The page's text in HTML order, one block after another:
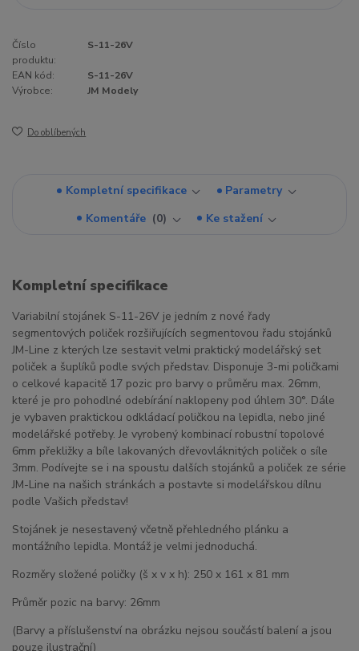
Číslo
produktu:
S-11-26V
EAN kód:
S-11-26V
Výrobce:
JM Modely
Do oblíbených
Kompletní specifikace
Parametry
Komentáře
0 Ke stažení
Kompletní specifikace
Variabilní stojánek S-11-26V je jedním z nové řady
segmentových poliček rozšiřujících segmentovou řadu stojánků
JM-Line z kterých lze sestavit velmi praktický modelářský set
poliček a šuplíků podle svých představ. Disponuje 3-mi poličkami
o celkové kapacitě 17 pozic pro barvy o průměru max. 26mm,
které je pro pohodlné odebírání naklopeny pod úhlem 30°. Dále
je vybaven praktickou odkládací poličkou na lepidla, nebo jiné
modelářské potřeby. Je vyrobený kombinací robustní topolové
6mm překližky a bíle lakovaných dřevovláknitých poliček o síle
3mm. Podívejte se i na spoustu dalších stojánků a poliček ze série
JM-Line na našich stránkách a postavte si modelářskou dílnu
podle Vašich představ!
Stojánek je nesestavený včetně přehledného plánku a
montážního lepidla. Montáž je velmi jednoduchá.
Rozměry složené poličky (š x v x h): 250 x 161 x 81 mm
Průměr pozic na barvy: 26mm
(Barvy a příslušenství na obrázku nejsou součástí balení a jsou
pouze ilustrační)